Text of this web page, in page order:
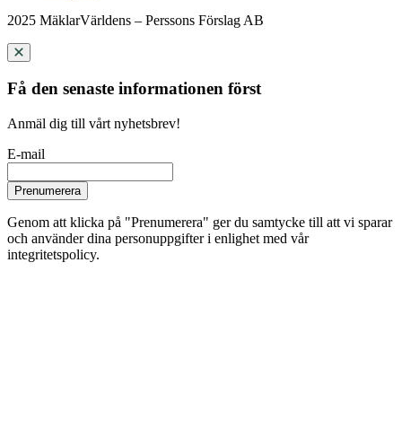
2025 MäklarVärldens – Perssons Förslag AB
Få den senaste informationen först
Anmäl dig till vårt nyhetsbrev!
E-mail
Prenumerera
Genom att klicka på "Prenumerera" ger du samtycke till att vi sparar
och använder dina personuppgifter i enlighet med vår
integritetspolicy.